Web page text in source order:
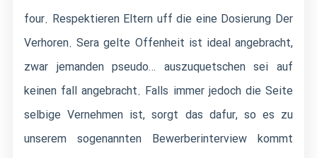
four. Respektieren Eltern uff die eine Dosierung Der
Verhoren. Sera gelte Offenheit ist ideal angebracht,
zwar jemanden pseudo… auszuquetschen sei auf
keinen fall angebracht. Falls immer jedoch die Seite
selbige Vernehmen ist, sorgt das dafur, so es zu
unserem sogenannten Bewerberinterview kommt